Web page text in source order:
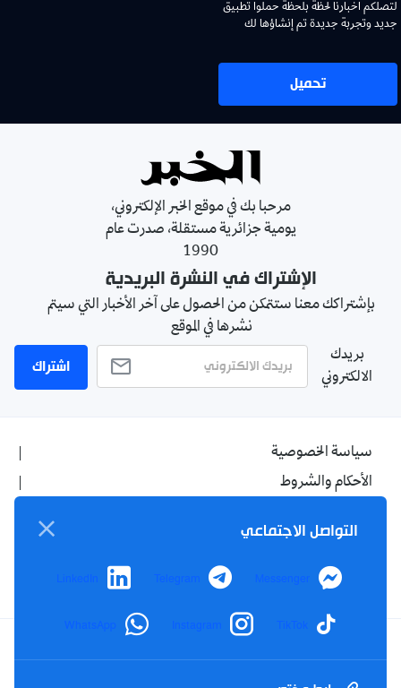
لتصلكم اخبارنا لحظة بلحظة حملوا تطبيق
جديد وتجربة جديدة تم إنشاؤها لك
تحميل
مرحبا بك في موقع الخبر الإلكتروني،
يومية جزائرية مستقلة، صدرت عام
1990
الإشتراك في النشرة البريدية
بإشتراكك معنا ستتمكن من الحصول على آخر الأخبار التي سيتم
نشرها في الموقع
بريدك
الالكتروني
اشتراك
سياسة الخصوصية
الأحكام والشروط
اتصل بنا
من نحن
Facebook
YouTube
TikTok
Twitter
التواصل الاجتماعي
Messenger
Telegram
LinkedIn
TikTok
Instagram
WhatsApp